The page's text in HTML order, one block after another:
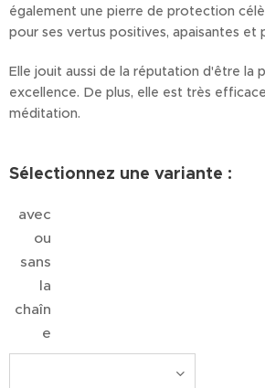
également une pierre de protection
pour ses vertus positives, apaisantes et
Elle jouit aussi de la réputation d'être la
excellence. De plus, elle est très
méditation.
Sélectionnez une variante :
avec
ou
sans
la
chaîn
e